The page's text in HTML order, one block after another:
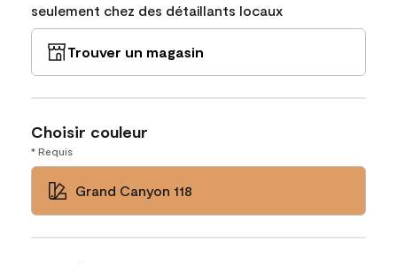
seulement chez des détaillants locaux
Trouver un magasin
Choisir couleur
* Requis
Grand Canyon 118